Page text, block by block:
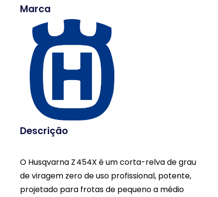
Marca
Descrição
O Husqvarna Z 454X é um corta-relva de grau
de viragem zero de uso profissional, potente,
projetado para frotas de pequeno a médio